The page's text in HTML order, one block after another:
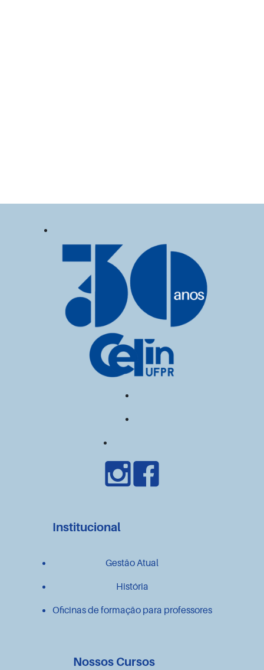
Institucional
Gestão Atual
História
Oficinas de formação para professores
Nossos Cursos